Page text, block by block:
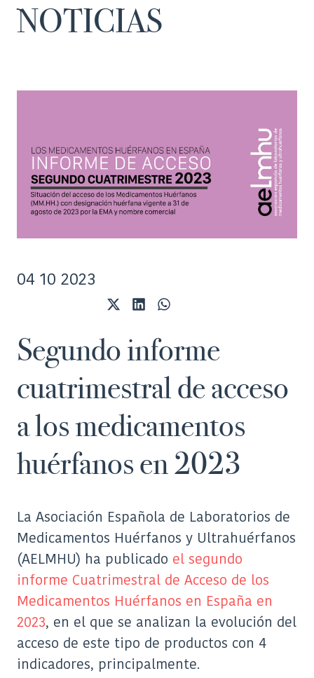
NOTICIAS
04 10 2023
Compartir
(Twitter)
CompartirCompartir
Segundo informe
cuatrimestral de acceso
a los medicamentos
huérfanos en 2023
La Asociación Española de Laboratorios de
Medicamentos Huérfanos y Ultrahuérfanos
(AELMHU) ha publicado el segundo
informe Cuatrimestral de Acceso de los
Medicamentos Huérfanos en España en
2023, en el que se analizan la evolución del
acceso de este tipo de productos con 4
indicadores, principalmente.